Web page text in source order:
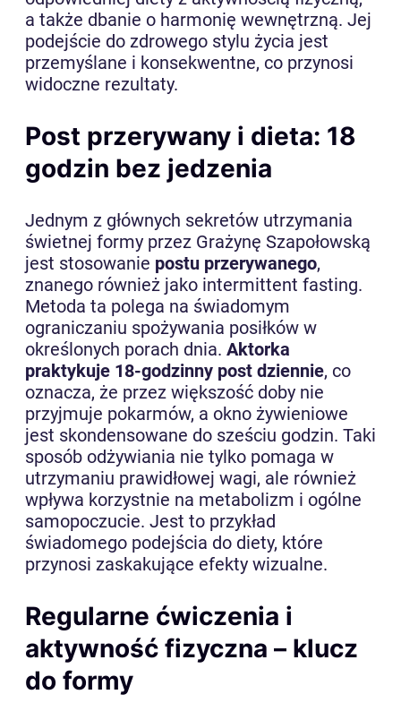
a także dbanie o harmonię wewnętrzną. Jej
podejście do zdrowego stylu życia jest
przemyślane i konsekwentne, co przynosi
widoczne rezultaty.
Post przerywany i dieta: 18
godzin bez jedzenia
Jednym z głównych sekretów utrzymania
świetnej formy przez Grażynę Szapołowską
jest stosowanie postu przerywanego,
znanego również jako intermittent fasting.
Metoda ta polega na świadomym
ograniczaniu spożywania posiłków w
określonych porach dnia. Aktorka
praktykuje 18-godzinny post dziennie, co
oznacza, że przez większość doby nie
przyjmuje pokarmów, a okno żywieniowe
jest skondensowane do sześciu godzin. Taki
sposób odżywiania nie tylko pomaga w
utrzymaniu prawidłowej wagi, ale również
wpływa korzystnie na metabolizm i ogólne
samopoczucie. Jest to przykład
świadomego podejścia do diety, które
przynosi zaskakujące efekty wizualne.
Regularne ćwiczenia i
aktywność fizyczna – klucz
do formy